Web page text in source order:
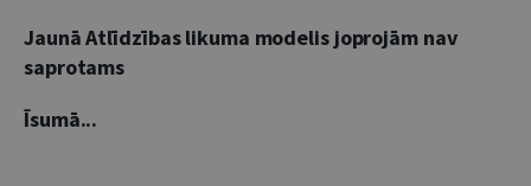
Jaunā Atlīdzības likuma modelis joprojām nav
saprotams
Īsumā...